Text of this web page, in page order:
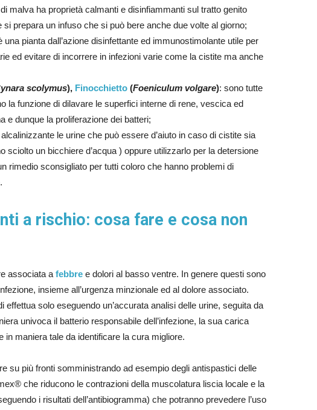
malva ha proprietà calmanti e disinfiammanti sul tratto genito
prepara un infuso che si può bere anche due volte al giorno;
una pianta dall’azione disinfettante ed immunostimolante utile per
ed evitare di incorrere in infezioni varie come la cistite ma anche
scolymus), Finocchietto (Foeniculum volgare): sono tutte
la funzione di dilavare le superfici interne di rene, vescica ed
e dunque la proliferazione dei batteri;
le urine che può essere d’aiuto in caso di cistite sia
sciolto un bicchiere d’acqua ) oppure utilizzarlo per la detersione
rimedio sconsigliato per tutti coloro che hanno problemi di
a rischio: cosa fare e cosa non
associata a febbre e dolori al basso ventre. In genere questi sono
insieme all’urgenza minzionale ed al dolore associato.
effettua solo eseguendo un’accurata analisi delle urine, seguita da
univoca il batterio responsabile dell’infezione, la sua carica
in maniera tale da identificare la cura migliore.
su più fronti somministrando ad esempio degli antispastici delle
che riducono le contrazioni della muscolatura liscia locale e la
i risultati dell’antibiogramma) che potranno prevedere l’uso